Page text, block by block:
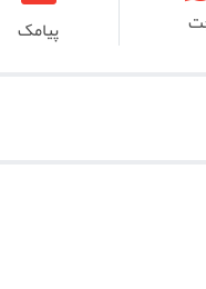
پیامک